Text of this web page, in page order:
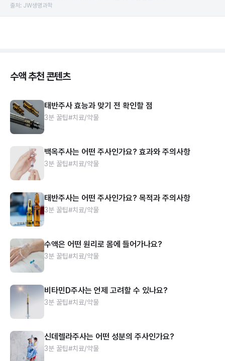
출처: JW생명과학
수액 추천 콘텐츠
태반주사 효능과 맞기 전 확인할 점
3분 꿀팁#치료/약물
백옥주사는 어떤 주사인가요? 효과와 주의사항
3분 꿀팁#치료/약물
태반주사는 어떤 주사인가요? 목적과 주의사항
3분 꿀팁#치료/약물
수액은 어떤 원리로 몸에 들어가나요?
3분 꿀팁#치료/약물
비타민D주사는 언제 고려할 수 있나요?
3분 꿀팁#치료/약물
신데렐라주사는 어떤 성분의 주사인가요?
3분 꿀팁#치료/약물